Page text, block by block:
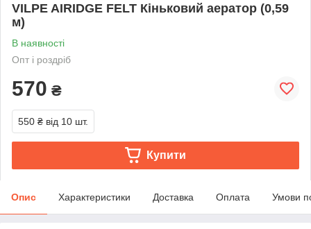
VILPE AIRIDGE FELT Кіньковий аератор (0,59
м)
В наявності
Опт і роздріб
570 ₴
550 ₴ від 10 шт.
Купити
Опис Характеристики Доставка Оплата Умови